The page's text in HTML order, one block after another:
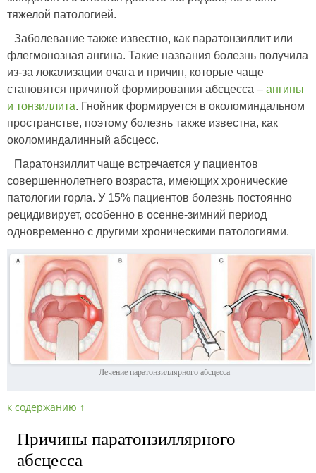
тяжелой патологией.
Заболевание также известно, как паратонзиллит или
флегмонозная ангина. Такие названия болезнь получила
из-за локализации очага и причин, которые чаще
становятся причиной формирования абсцесса – ангины
и тонзиллита. Гнойник формируется в околоминдальном
пространстве, поэтому болезнь также известна, как
околоминдалинный абсцесс.
Паратонзиллит чаще встречается у пациентов
совершеннолетнего возраста, имеющих хронические
патологии горла. У 15% пациентов болезнь постоянно
рецидивирует, особенно в осенне-зимний период
одновременно с другими хроническими патологиями.
Лечение паратонзиллярного абсцесса
к содержанию ↑
Причины паратонзиллярного
абсцесса